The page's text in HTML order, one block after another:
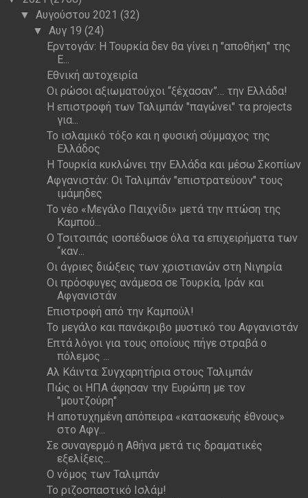
▼Αυγούστου 2021(32)
▼Αυγ 19(24)
Ερντογάν: Η Τουρκία δεν θα γίνει η "αποθήκη" της
Ε...
Εθνική αυτοχειρία
Οι ρώσοι αξιωματούχοι “ξέχασαν”… την Ελλάδα!
Η επιστροφή των Ταλιμπάν "παγώνει" τα projects
για...
Το ισλαμικό τόξο και η φυσική σύμμαχος της
Ελλάδος
Η Τουρκία κυκλώνει την Ελλάδα και μέσω Σκοπίων
Αφγανιστάν: Οι Ταλιμπάν "επιστρατεύουν" τους
ιμάμηδες
Το νέο «Μεγάλο Παιχνίδι» μετά την πτώση της
Καμπού...
Ο Τσιτσιπάς ισοπέδωσε όλα τα επιχειρήματα των
“καν...
Οι άγριες διώξεις των χριστιανών στη Νιγηρία
Οι πρόσφυγες ανάμεσα σε Τουρκία, Ιράν και
Αφγανιστάν
Επιστροφή από την Καμπούλ!
Το μεγάλο και πανάκριβο μυστικό του Αφγανιστάν
Επτά λόγοι για τους οποίους πήγε στραβά ο
πόλεμος ...
Αλ Κάιντα: Συγχαρητήρια στους Ταλιμπάν
Πώς οι ΗΠΑ άφησαν την Ευρώπη με τον
"μουτζούρη"
Η αποτυχημένη απόπειρα «κατασκευής έθνους»
στο Αφγ...
Σε συναγερμό η Αθήνα μετά τις δραματικές
εξελίξεις...
Ο νόμος των Ταλιμπάν
Το ριζοσπαστικό Ισλάμ!